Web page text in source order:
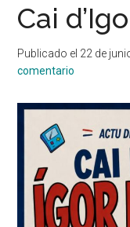
Cai
Publicado el 22 de
comentario